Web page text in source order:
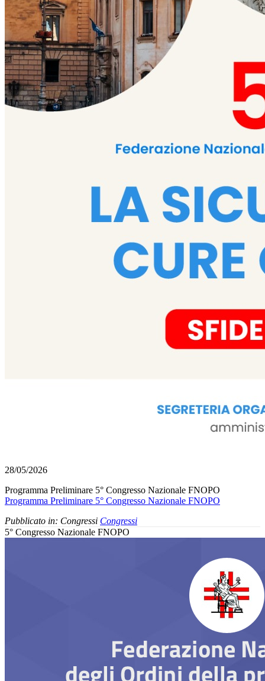
28/05/2026
Programma Preliminare 5° Congresso Nazionale FNOPO
Programma Preliminare 5° Congresso Nazionale FNOPO
Pubblicato in: Congressi Congressi
5° Congresso Nazionale FNOPO